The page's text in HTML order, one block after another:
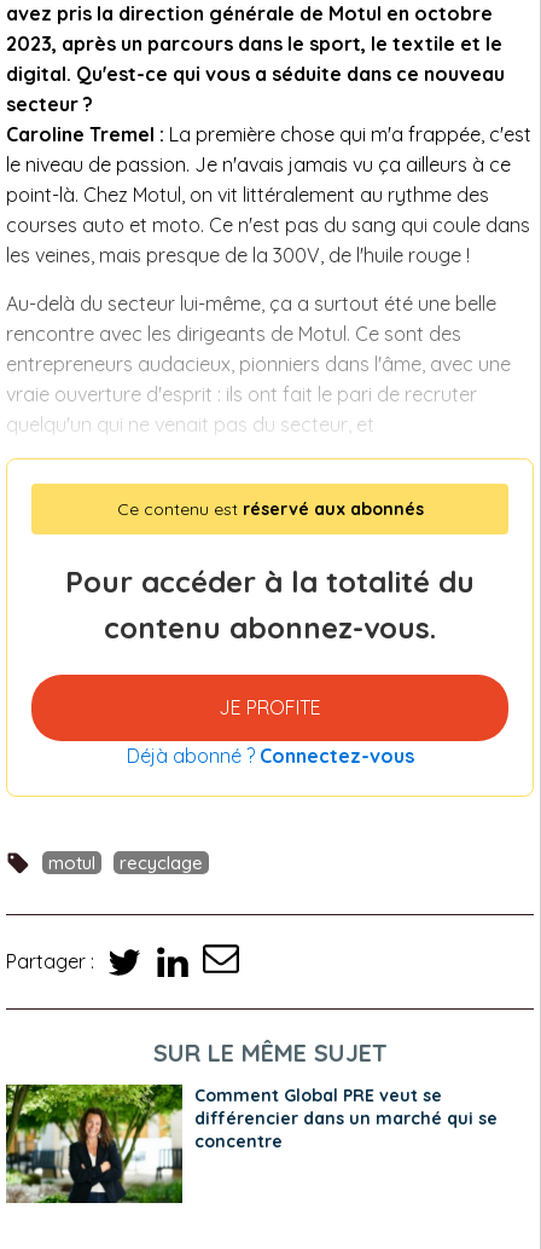
avez pris la direction générale de Motul en octobre
2023, après un parcours dans le sport, le textile et le
digital. Qu'est-ce qui vous a séduite dans ce nouveau
secteur ?
Caroline Tremel : La première chose qui m'a frappée, c'est
le niveau de passion. Je n'avais jamais vu ça ailleurs à ce
point-là. Chez Motul, on vit littéralement au rythme des
courses auto et moto. Ce n'est pas du sang qui coule dans
les veines, mais presque de la 300V, de l'huile rouge !
Au-delà du secteur lui-même, ça a surtout été une belle
rencontre avec les dirigeants de Motul. Ce sont des
entrepreneurs audacieux, pionniers dans l'âme, avec une
vraie ouverture d'esprit : ils ont fait le pari de recruter
quelqu'un qui ne venait pas du secteur, et
Ce contenu est réservé aux abonnés
Pour accéder à la totalité du
contenu abonnez-vous.
JE PROFITE
Déjà abonné ? Connectez-vous
motul recyclage
Partager :
SUR LE MÊME SUJET
Comment Global PRE veut se
différencier dans un marché qui se
concentre